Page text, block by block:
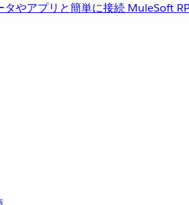
タやアプリと簡単に接続 MuleSoft